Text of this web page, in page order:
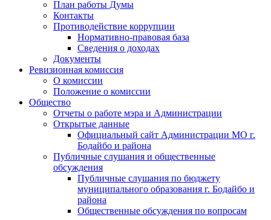
План работы Думы
Контакты
Противодействие коррупции
Нормативно-правовая база
Сведения о доходах
Документы
Ревизионная комиссия
О комиссии
Положение о комиссии
Общество
Отчеты о работе мэра и Администрации
Открытые данные
Официальный сайт Администрации МО г.
Бодайбо и района
Публичные слушания и общественные
обсуждения
Публичные слушания по бюджету
муниципального образования г. Бодайбо и
района
Общественные обсуждения по вопросам